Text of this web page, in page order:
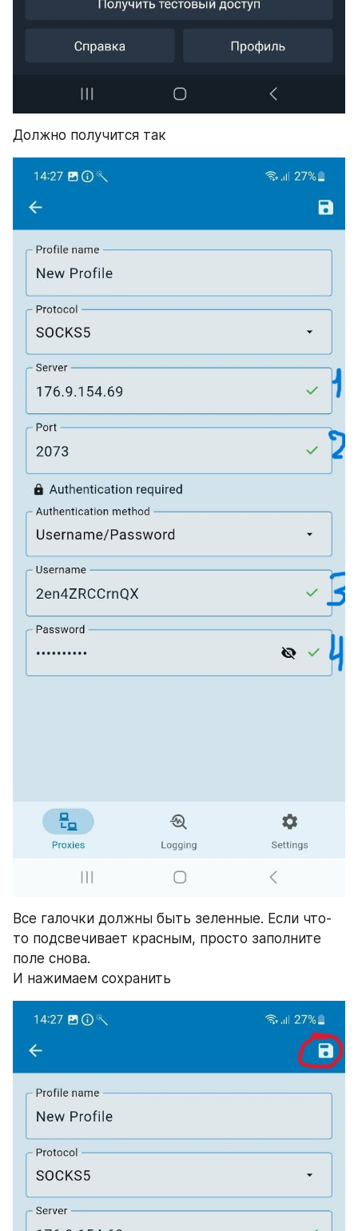
Должно получится так
Все галочки должны быть зеленные. Если что-
то подсвечивает красным, просто заполните
поле снова.
И нажимаем сохранить